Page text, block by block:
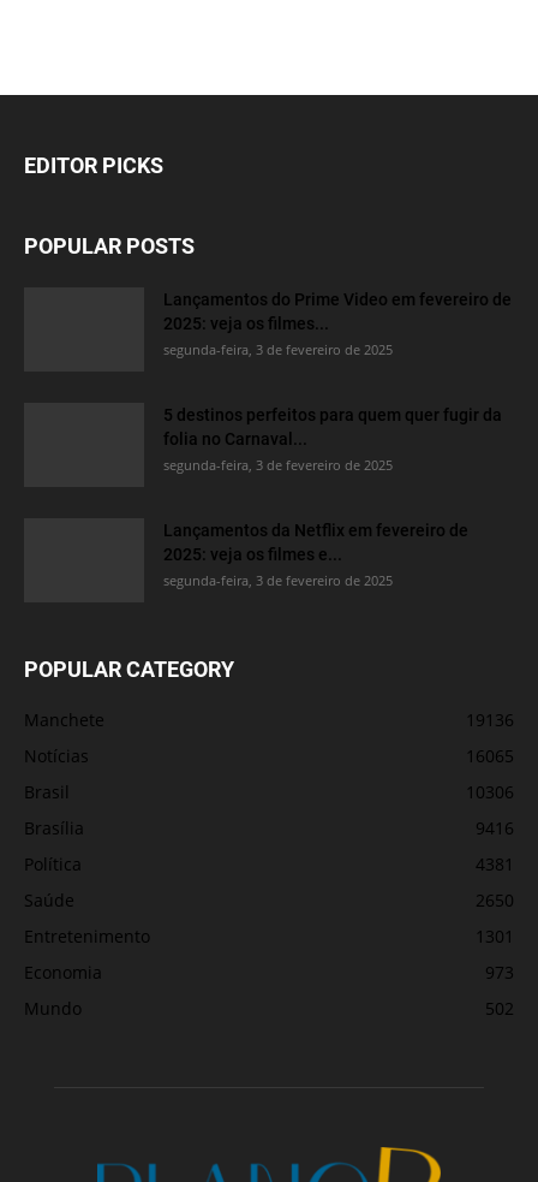
EDITOR PICKS
POPULAR POSTS
Lançamentos do Prime Video em fevereiro de
2025: veja os filmes...
segunda-feira, 3 de fevereiro de 2025
5 destinos perfeitos para quem quer fugir da
folia no Carnaval...
segunda-feira, 3 de fevereiro de 2025
Lançamentos da Netflix em fevereiro de
2025: veja os filmes e...
segunda-feira, 3 de fevereiro de 2025
POPULAR CATEGORY
Manchete
19136
Notícias
16065
Brasil
10306
Brasília
9416
Política
4381
Saúde
2650
Entretenimento
1301
Economia
973
Mundo
502